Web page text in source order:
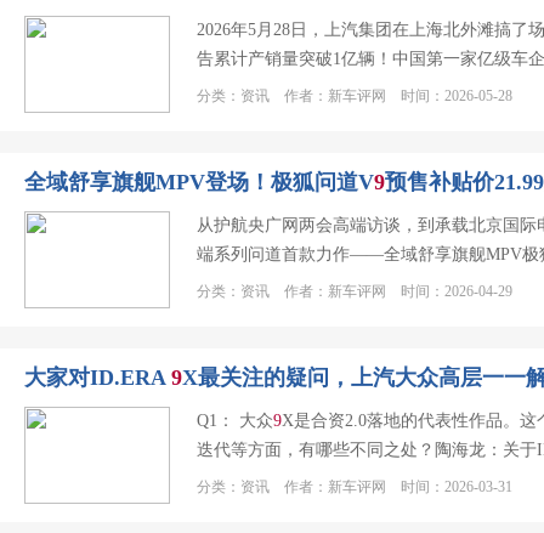
2026年5月28日，上汽集团在上海北外滩搞了
告累计产销量突破1亿辆！中国第一家亿级车
分类：资讯 作者：新车评网 时间：2026-05-28
全域舒享旗舰MPV登场！极狐问道V9预售补贴价
从护航央广网两会高端访谈，到承载北京国
端系列问道首款力作——全域舒享旗舰MPV极
分类：资讯 作者：新车评网 时间：2026-04-29
大家对ID.ERA 9X最关注的疑问，上汽大众高层一一
Q1： 大众9X是合资2.0落地的代表性作品。
迭代等方面，有哪些不同之处？陶海龙：关
分类：资讯 作者：新车评网 时间：2026-03-31